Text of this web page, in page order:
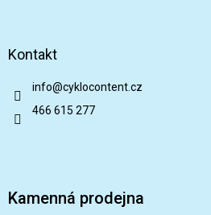
Kontakt
info@cyklocontent.cz
466 615 277
Kamenná prodejna